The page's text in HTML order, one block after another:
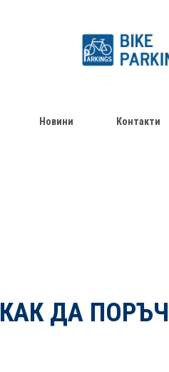
Новини Контакти
КАК ДА